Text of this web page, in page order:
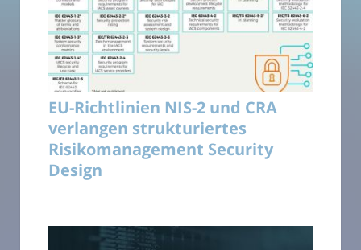
EU-Richtlinien NIS-2 und CRA
verlangen strukturiertes
Risikomanagement Security
Design